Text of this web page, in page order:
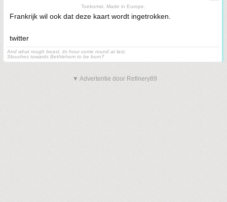
Toekomst. Made in Europe.
Frankrijk wil ook dat deze kaart wordt ingetrokken.
twitter
And what rough beast, its hour come round at last,
Slouches towards Bethlehem to be born?
▼ Advertentie door Refinery89